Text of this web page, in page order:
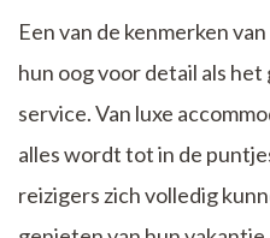
Een van de kenmerken
hun oog voor detail als
service. Van luxe
alles wordt tot in de
reizigers zich volledig